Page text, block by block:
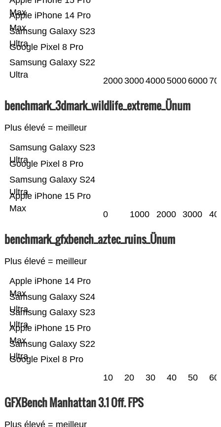
Samsung Galaxy S22
Ultra
Google Pixel 8 Pro
Samsung Galaxy S23
Ultra
Apple iPhone 14 Pro
Max
Max
2000300040005000 6000
benchmark_3dmark_wildlife_extreme_Ünum
Plus élevé = meilleur
Apple iPhone 15 Pro
Max
Samsung Galaxy S24
Ultra
Google Pixel 8 Pro
Samsung Galaxy S23
Ultra
0 1000 2000 3000
benchmark_gfxbench_aztec_ruins_Ünum
Plus élevé = meilleur
Google Pixel 8 Pro
Samsung Galaxy S22
Ultra
Apple iPhone 15 Pro
Max
Samsung Galaxy S23
Ultra
Samsung Galaxy S24
Ultra
Apple iPhone 14 Pro
Max
10 20 30 40 50 60
GFXBench Manhattan 3.1 Off. FPS
Plus élevé = meilleur